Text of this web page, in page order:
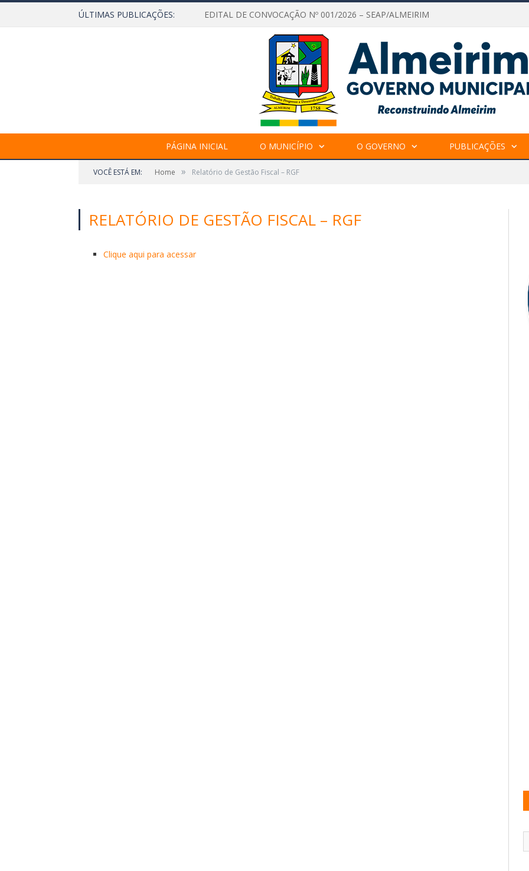
ÚLTIMAS PUBLICAÇÕES: EDITAL DE CONVOCAÇÃO Nº 001/2026 – SEAP/ALMEIRIM
PÁGINA INICIAL O MUNICÍPIO O GOVERNO PUBLICAÇÕES
VOCÊ ESTÁ EM: Home » Relatório de Gestão Fiscal – RGF
RELATÓRIO DE GESTÃO FISCAL – RGF
Clique aqui para acessar